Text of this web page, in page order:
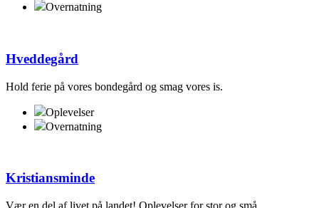
Overnatning
Hveddegård
Hold ferie på vores bondegård og smag vores is.
Oplevelser
Overnatning
Kristiansminde